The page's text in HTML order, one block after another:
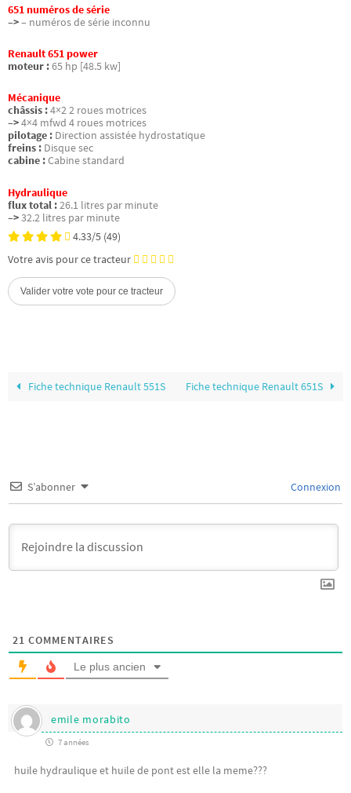
651 numéros de série
–>– numéros de série inconnu
Renault 651 power
moteur :65 hp [48.5 kw]
Mécanique
châssis :4×2 2 roues motrices
–>4×4 mfwd 4 roues motrices
pilotage : Direction assistée hydrostatique
freins : Disque sec
cabine :Cabine standard
Hydraulique
flux total :26.1 litres par minute
–>32.2 litres par minute
4.33/5 (49)
Votre avis pour ce tracteur
Fiche technique Renault 551S Fiche technique Renault 651S
S’abonner Connexion
21 COMMENTAIRES
Le plus ancien
emile morabito
7 années
huile hydraulique et huile de pont est elle la meme???